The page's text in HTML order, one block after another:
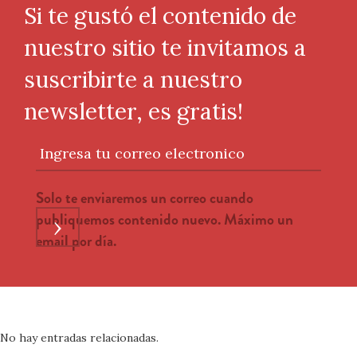
Si te gustó el contenido de
nuestro sitio te invitamos a
suscribirte a nuestro
newsletter, es gratis!
Ingresa tu correo electronico
Solo te enviaremos un correo cuando
publiquemos contenido nuevo. Máximo un
email por día.
›
No hay entradas relacionadas.